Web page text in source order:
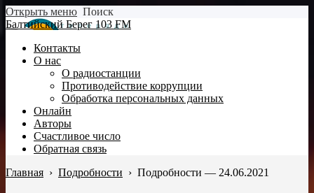
Открыть меню Поиск
Балтийский Берег 103 FM
Контакты
О нас
О радиостанции
Противодействие коррупции
Обработка персональных данных
Онлайн
Авторы
Счастливое число
Обратная связь
Главная › Подробности › Подробности — 24.06.2021